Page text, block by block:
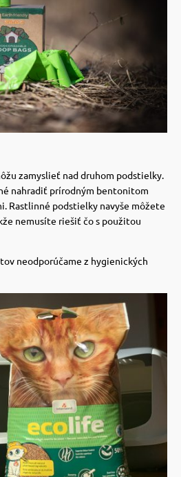
zamyslieť nad druhom podstielky.
nahradiť prírodným bentonitom
Rastlinné podstielky navyše môžete
nemusíte riešiť čo s použitou
neodporúčame z hygienických